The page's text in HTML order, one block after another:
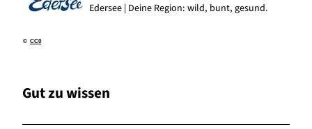
© CC0
Edersee | Deine Region: wild, bunt, gesund.
Gut zu wissen